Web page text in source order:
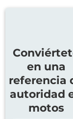
en una
referencia
autoridad
motos